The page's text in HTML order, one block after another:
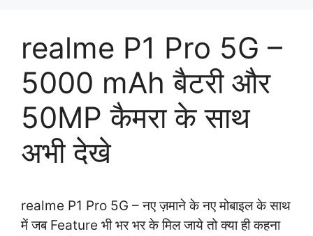
realme P1 Pro 5G –
5000 mAh बैटरी और
50MP कैमरा के साथ
अभी देखे
realme P1 Pro 5G – नए ज़माने के नए मोबाइल के साथ
में जब Feature भी भर भर के मिल जाये तो क्या ही कहना